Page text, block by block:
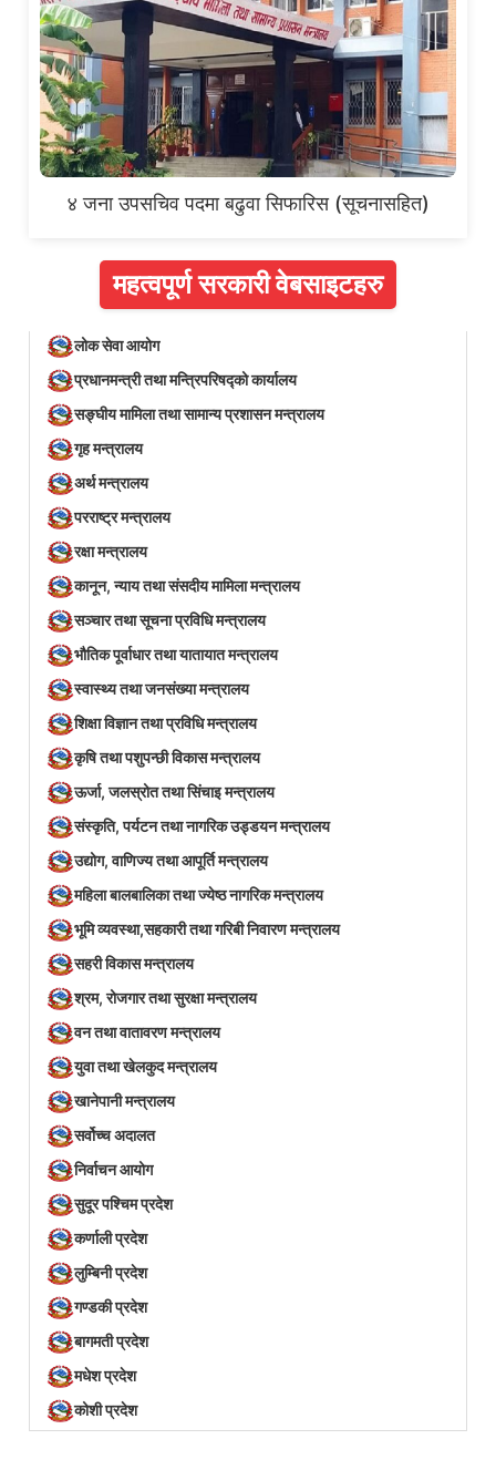
४ जना उपसचिव पदमा बढुवा सिफारिस (सूचनासहित)
महत्वपूर्ण सरकारी वेबसाइटहरु
लोक सेवा आयोग
प्रधानमन्त्री तथा मन्त्रिपरिषद्को कार्यालय
सङ्घीय मामिला तथा सामान्य प्रशासन मन्त्रालय
गृह मन्त्रालय
अर्थ मन्त्रालय
परराष्ट्र मन्त्रालय
रक्षा मन्त्रालय
कानून, न्याय तथा संसदीय मामिला मन्त्रालय
सञ्‍चार तथा सूचना प्रविधि मन्त्रालय
भौतिक पूर्वाधार तथा यातायात मन्त्रालय
स्वास्थ्य तथा जनसंख्या मन्त्रालय
शिक्षा विज्ञान तथा प्रविधि मन्त्रालय
कृषि तथा पशुपन्छी विकास मन्त्रालय
ऊर्जा, जलस्रोत तथा सिंचाइ मन्त्रालय
संस्कृति, पर्यटन तथा नागरिक उड्डयन मन्त्रालय
उद्योग, वाणिज्य तथा आपूर्ति मन्त्रालय
महिला बालबालिका तथा ज्येष्ठ नागरिक मन्त्रालय
भूमि व्यवस्था,सहकारी तथा गरिबी निवारण मन्त्रालय
सहरी विकास मन्त्रालय
श्रम, रोजगार तथा सुरक्षा मन्त्रालय
वन तथा वातावरण मन्त्रालय
युवा तथा खेलकुद मन्त्रालय
खानेपानी मन्त्रालय
सर्वोच्च अदालत
निर्वाचन आयोग
सुदूर पश्चिम प्रदेश
कर्णाली प्रदेश
लुम्बिनी प्रदेश
गण्डकी प्रदेश
बागमती प्रदेश
मधेश प्रदेश
कोशी प्रदेश